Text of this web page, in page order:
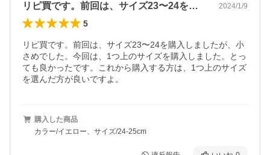
リピ買です。前回は、サイズ23〜24を… 2024/1/9
5
リピ買です。前回は、サイズ23〜24を購入しましたが、小
さめでした。今回は、1つ上のサイズを購入しました。とっ
ても良かったです。これから購入する方は、1つ上のサイズ
を選んだ方が良いですよ。
購入した商品
カラー/イエロー、サイズ/24-25cm